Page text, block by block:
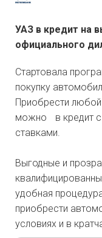
УАЗ в кредит на
официального
Стартовала
покупку
Приобрести
можно в кредит с
ставками.
Выгодные и
удобная
приобрести
условиях и в